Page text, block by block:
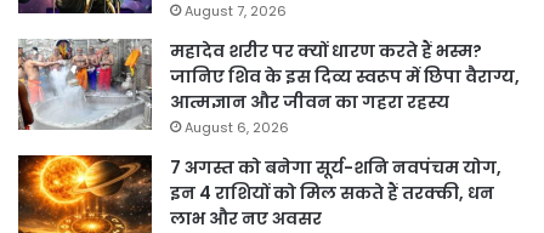
August 7, 2026
महादेव शरीर पर क्यों धारण करते हैं भस्म?
जानिए शिव के इस दिव्य स्वरूप में छिपा वैराग्य,
आत्मज्ञान और जीवन का गहरा रहस्य
August 6, 2026
7 अगस्त को बनेगा सूर्य-शनि नवपंचम योग,
इन 4 राशियों को मिल सकते हैं तरक्की, धन
लाभ और नए अवसर